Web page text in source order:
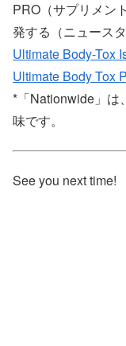
PRO（サプリメン
発する（ニュースタ
Ultimate Body-Tox
Ultimate Body Tox
*「Nationwide」は
味です。
See you next time!